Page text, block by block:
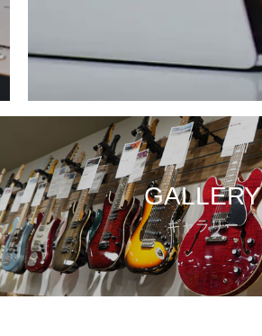
GALLERY
ギャラリー